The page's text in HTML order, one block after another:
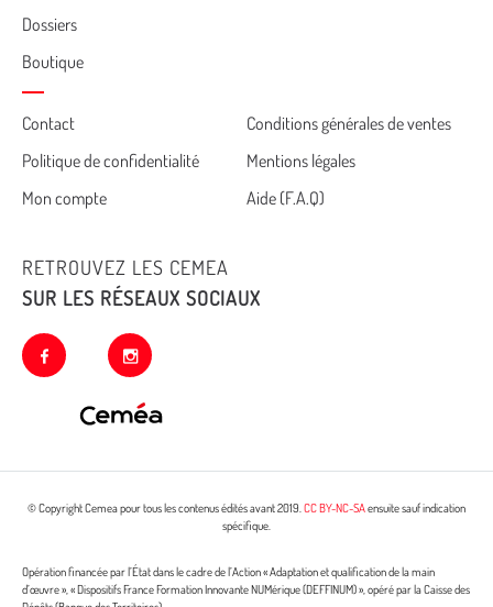
Dossiers
Boutique
Cemea
footer
Contact
Conditions générales de ventes
Politique de confidentialité
Mentions légales
Mon compte
Aide (F.A.Q)
RETROUVEZ LES CEMEA
SUR LES RÉSEAUX SOCIAUX
facebook instagram
© Copyright Cemea pour tous les contenus édités avant 2019.CC BY-NC-SAensuite sauf indication
spécifique.
Opération financée par l’État dans le cadre de l’Action « Adaptation et qualification de la main
d’œuvre », « Dispositifs France Formation Innovante NUMérique (DEFFINUM) », opéré par la Caisse des